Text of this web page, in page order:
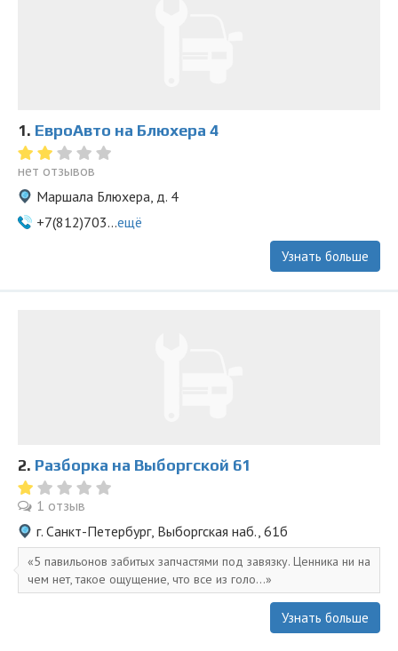
1. ЕвроАвто на Блюхера 4
нет отзывов
Маршала Блюхера, д. 4
+7(812)703...ещё
Узнать больше
2. Разборка на Выборгской 61
1 отзыв
г. Санкт-Петербург, Выборгская наб., 61б
5 павильонов забитых запчастями под завязку. Ценника ни на
чем нет, такое ощущение, что все из голо...
Узнать больше